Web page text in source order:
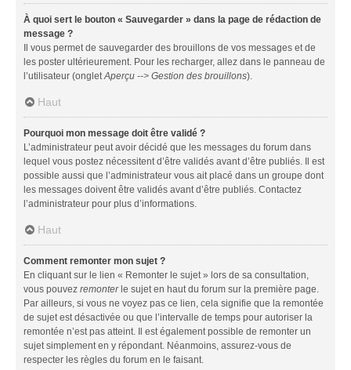
À quoi sert le bouton « Sauvegarder » dans la page de rédaction de
message ?
Il vous permet de sauvegarder des brouillons de vos messages et de
les poster ultérieurement. Pour les recharger, allez dans le panneau de
l’utilisateur (ongletAperçu --> Gestion des brouillons).
Haut
Pourquoi mon message doit être validé ?
L’administrateur peut avoir décidé que les messages du forum dans
lequel vous postez nécessitent d’être validés avant d’être publiés. Il est
possible aussi que l’administrateur vous ait placé dans un groupe dont
les messages doivent être validés avant d’être publiés. Contactez
l’administrateur pour plus d’informations.
Haut
Comment remonter mon sujet ?
En cliquant sur le lien « Remonter le sujet » lors de sa consultation,
vous pouvez remonterle sujet en haut du forum sur la première page.
Par ailleurs, si vous ne voyez pas ce lien, cela signifie que la remontée
de sujet est désactivée ou que l’intervalle de temps pour autoriser la
remontée n’est pas atteint. Il est également possible de remonter un
sujet simplement en y répondant. Néanmoins, assurez-vous de
respecter les règles du forum en le faisant.